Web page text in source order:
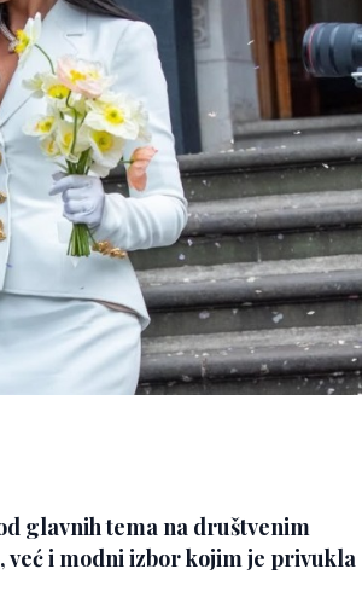
glavnih tema na društvenim
već i modni izbor kojim je privukla